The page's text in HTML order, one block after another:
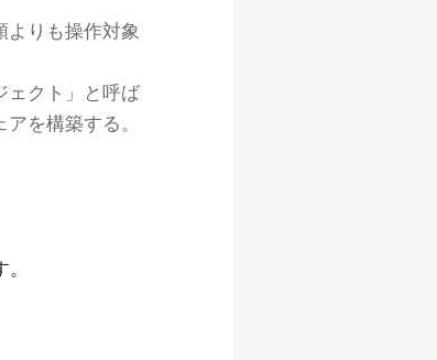
よりも操作対象
ェクト」と呼ば
を構築する。